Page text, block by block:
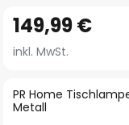
Anfang
der
springen
PR Home
Metall
149,99 €
inkl. MwSt.